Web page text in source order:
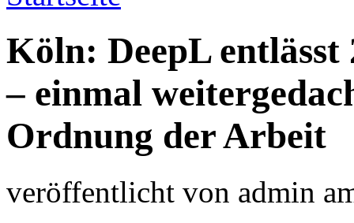
Köln: DeepL
– einmal
Ordnung der Arbeit
veröffentlicht von admin